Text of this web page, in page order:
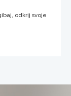
odkrij svoje